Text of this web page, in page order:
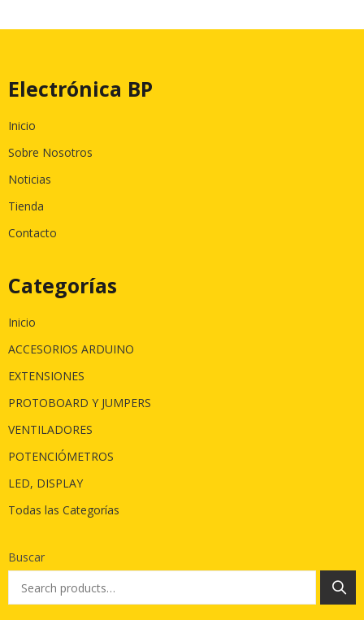
Electrónica BP
Inicio
Sobre Nosotros
Noticias
Tienda
Contacto
Categorías
Inicio
ACCESORIOS ARDUINO
EXTENSIONES
PROTOBOARD Y JUMPERS
VENTILADORES
POTENCIÓMETROS
LED, DISPLAY
Todas las Categorías
Buscar